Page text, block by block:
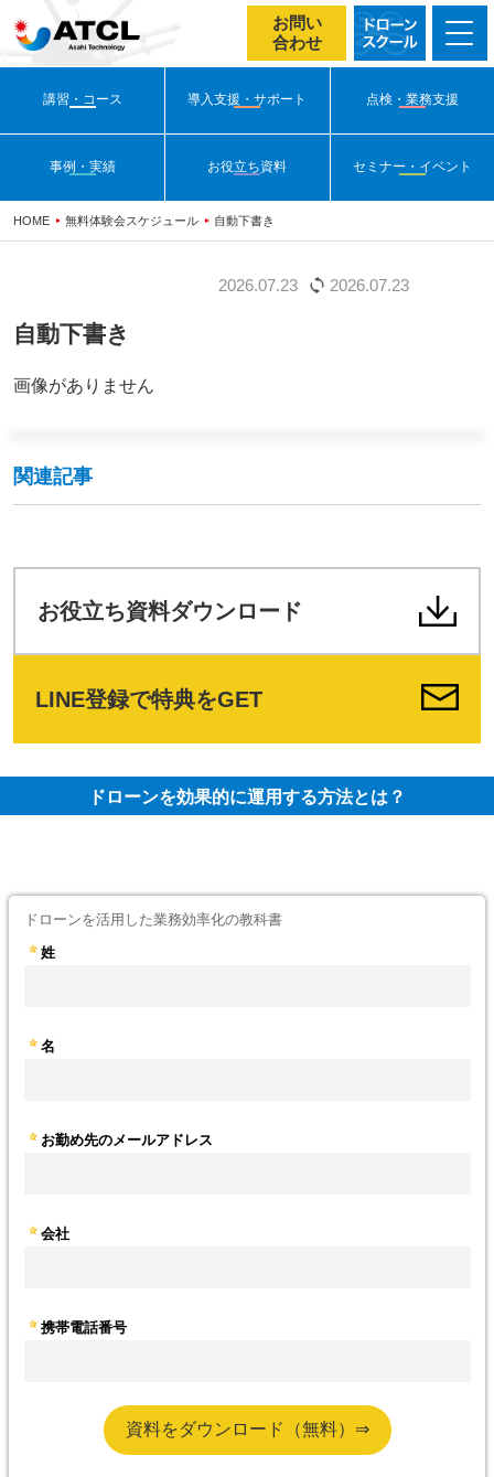
お問い
合わせ
講習・コース 導入支援・サポート 点検・業務支援
事例・実績 お役立ち資料 セミナー・イベント
HOME 無料体験会スケジュール 自動下書き
2026.07.23 2026.07.23
自動下書き
画像がありません
関連記事
お役立ち資料ダウンロード
LINE登録で特典をGET
ドローンを効果的に運用する方法とは？